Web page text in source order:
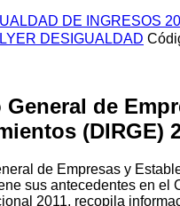
DE INGRESOS
DESIGUALDAD
de
(DIRGE)
de Empresas y
sus antecedentes en el
2011, recopila